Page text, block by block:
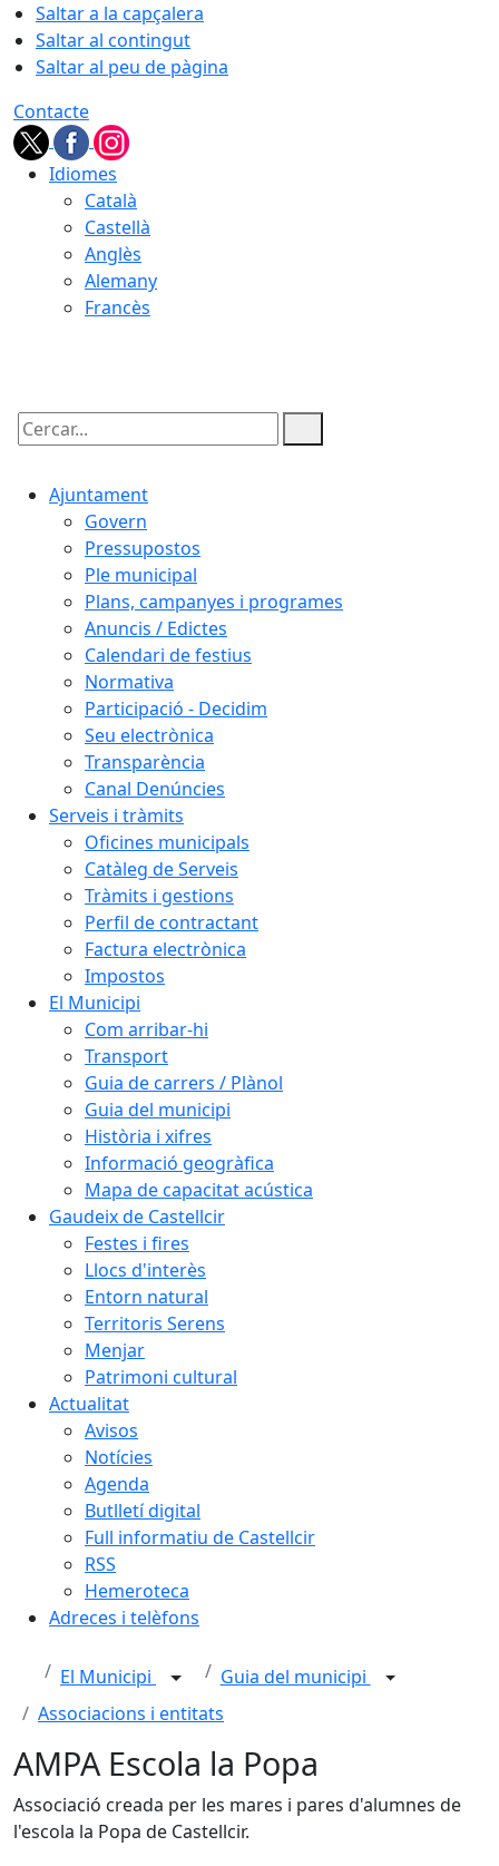
Saltar a la capçalera
Saltar al contingut
Saltar al peu de pàgina
Contacte
Idiomes
Català
Castellà
Anglès
Alemany
Francès
Cercar:
Ajuntament
Govern
Pressupostos
Ple municipal
Plans, campanyes i programes
Anuncis / Edictes
Calendari de festius
Normativa
Participació - Decidim
Seu electrònica
Transparència
Canal Denúncies
Serveis i tràmits
Oficines municipals
Catàleg de Serveis
Tràmits i gestions
Perfil de contractant
Factura electrònica
Impostos
El Municipi
Com arribar-hi
Transport
Guia de carrers / Plànol
Guia del municipi
Història i xifres
Informació geogràfica
Mapa de capacitat acústica
Gaudeix de Castellcir
Festes i fires
Llocs d'interès
Entorn natural
Territoris Serens
Menjar
Patrimoni cultural
Actualitat
Avisos
Notícies
Agenda
Butlletí digital
Full informatiu de Castellcir
RSS
Hemeroteca
Adreces i telèfons
El Municipi
Guia del municipi
Associacions i entitats
AMPA Escola la Popa
Associació creada per les mares i pares d'alumnes de
l'escola la Popa de Castellcir.